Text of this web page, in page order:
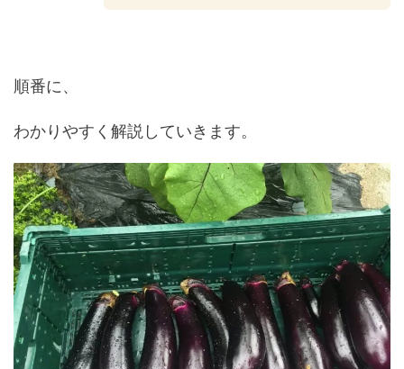
順番に、
わかりやすく解説していきます。